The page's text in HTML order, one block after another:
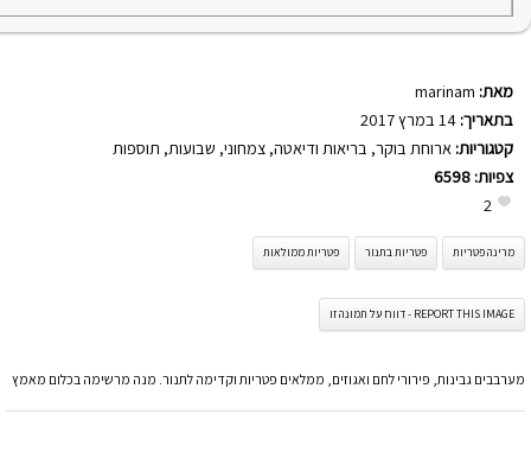
מאת: marinam
בתאריך:
קטגוריות: ארוחת בוקר, בריאות ודיאטה, צמחוני, שבועות, תוספות
צפיות: 6598
2
מרינה פטריות פטריות בתנור פטריות ממולאות
REPORT THIS IMAGE - דווח על תמונה זו
מערבבים גבינות, פירורי לחם ואגוזים, ממלאים פטריות וקדימה לתנור. מנה מרשימה בכלום מאמץ